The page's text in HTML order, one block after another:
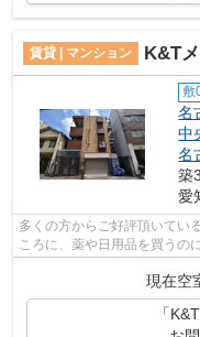
賃貸 | マンション K&T
敷
名
中
名
築
愛
多くの方からご好評頂いてい
ころに、薬や日用品を買うの
す！防犯対策もバッチリなマ
現在空
「